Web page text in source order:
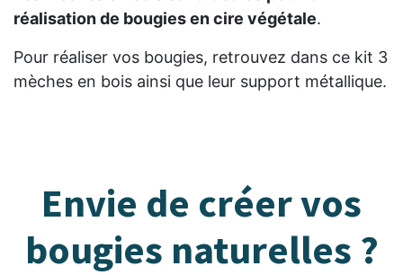
réalisation de bougies en cire végétale.
Pour réaliser vos bougies, retrouvez dans ce kit 3
mèches en bois ainsi que leur support métallique.
Envie de créer vos
bougies naturelles ?